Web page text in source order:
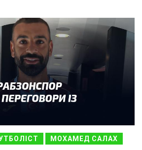
МОХАМЕД САЛАХ